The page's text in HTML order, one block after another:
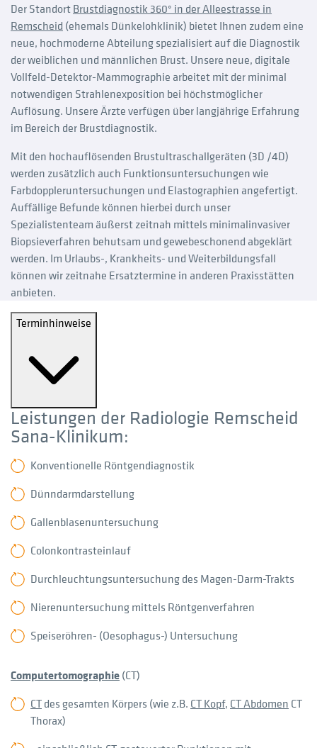
Der StandortBrustdiagnostik 360° in der Alleestrasse in
Remscheid (ehemals Dünkelohklinik) bietet Ihnen zudem eine
neue, hochmoderne Abteilung spezialisiert auf die Diagnostik
der weiblichen und männlichen Brust. Unsere neue, digitale
Vollfeld-Detektor-Mammographie arbeitet mit der minimal
notwendigen Strahlenexposition bei höchstmöglicher
Auflösung. Unsere Ärzte verfügen über langjährige Erfahrung
im Bereich der Brustdiagnostik.
Mit den hochauflösenden Brustultraschallgeräten (3D /4D)
werden zusätzlich auch Funktionsuntersuchungen wie
Farbdoppleruntersuchungen und Elastographien angefertigt.
Auffällige Befunde können hierbei durch unser
Spezialistenteam äußerst zeitnah mittels minimalinvasiver
Biopsieverfahren behutsam und gewebeschonend abgeklärt
werden. Im Urlaubs-, Krankheits- und Weiterbildungsfall
können wir zeitnahe Ersatztermine in anderen Praxisstätten
anbieten.
Terminhinweise
Leistungen der Radiologie Remscheid
Sana-Klinikum:
Konventionelle Röntgendiagnostik
Dünndarmdarstellung
Gallenblasenuntersuchung
Colonkontrasteinlauf
Durchleuchtungsuntersuchung des Magen-Darm-Trakts
Nierenuntersuchung mittels Röntgenverfahren
Speiseröhren- (Oesophagus-) Untersuchung
Computertomographie(CT)
CTdes gesamten Körpers (wie z.B. CT Kopf, CT Abdomen CT
Thorax)